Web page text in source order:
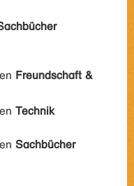
Freundschaft &
Technik
Sachbücher